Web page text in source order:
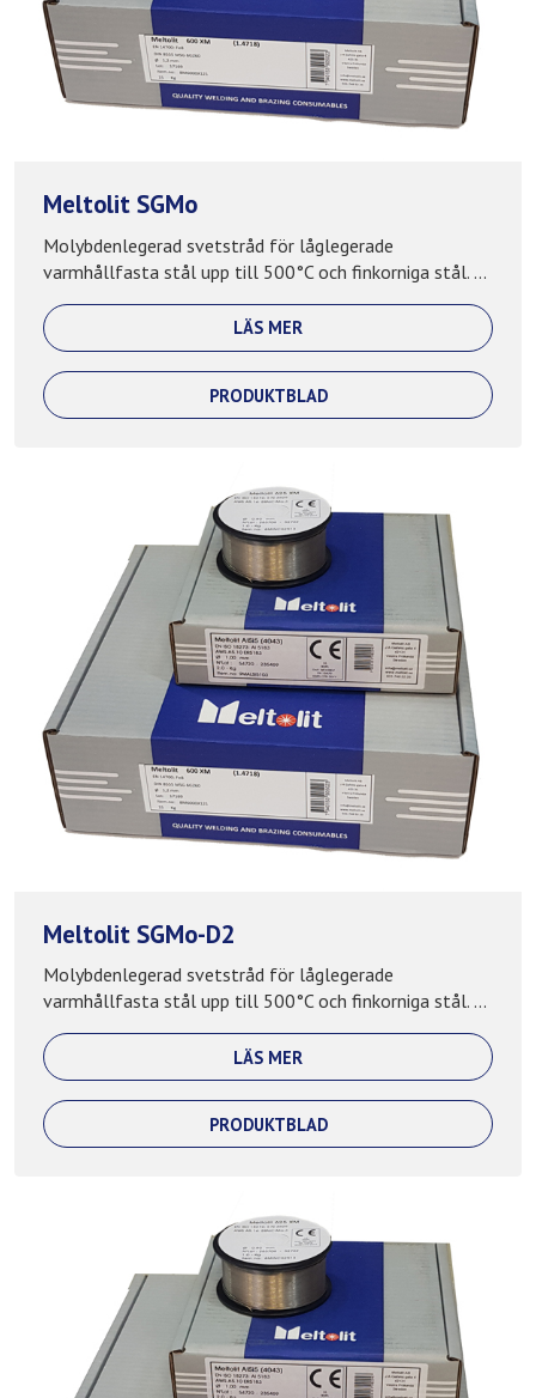
Meltolit SGMo
Molybdenlegerad svetstråd för låglegerade
varmhållfasta stål upp till 500°C och finkorniga stål. ...
LÄS MER
PRODUKTBLAD
Meltolit SGMo-D2
Molybdenlegerad svetstråd för låglegerade
varmhållfasta stål upp till 500°C och finkorniga stål. ...
LÄS MER
PRODUKTBLAD